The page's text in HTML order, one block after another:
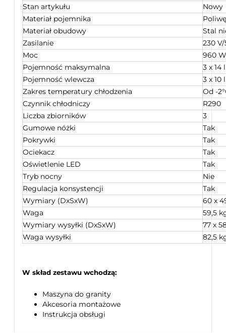
Stan artykułu
Nowy
Materiał pojemnika
Materiał obudowy
Stal
Zasilanie
230
Moc
960 W
Pojemność maksymalna
3 x 14 l
Pojemność wlewcza
3 x 10 l
Zakres temperatury chłodzenia
Od -
Czynnik chłodniczy
R290
Liczba zbiorników
3
Gumowe nóżki
Tak
Pokrywki
Tak
Ociekacz
Tak
Oświetlenie LED
Tak
Tryb nocny
Nie
Regulacja konsystencji
Tak
Wymiary (DxSxW)
60 x
Waga
59,5
Wymiary wysyłki (DxSxW)
77 x
Waga wysyłki
82,5
W skład zestawu wchodzą:
Maszyna do granity
Akcesoria montażowe
Instrukcja obsługi